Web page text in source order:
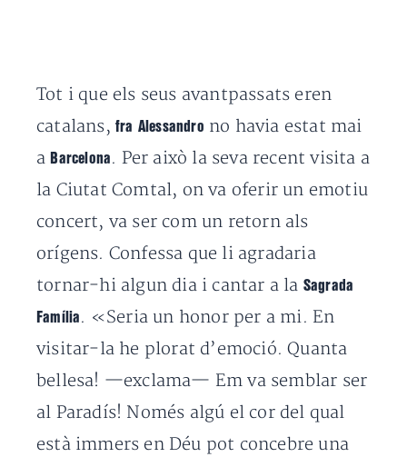
Tot i que els seus avantpassats eren
catalans, fra Alessandro no havia estat mai
aBarcelona . Per això la seva recent visita a
la Ciutat Comtal, on va oferir un emotiu
concert, va ser com un retorn als
orígens. Confessa que li agradaria
tornar-hi algun dia i cantar a la Sagrada
Família . «Seria un honor per a mi. En
visitar-la he plorat d’emoció. Quanta
bellesa! —exclama— Em va semblar ser
al Paradís! Només algú el cor del qual
està immers en Déu pot concebre una